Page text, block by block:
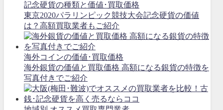
記念硬貨の種類と価値･買取価格
東京2020パラリンピック競技大会記念硬貨の価値
は？高額買取業者もご紹介
海外コインの価値･買取価格
海外銀貨の価値と買取価格 高額になる銀貨の特徴を
写真付きでご紹介